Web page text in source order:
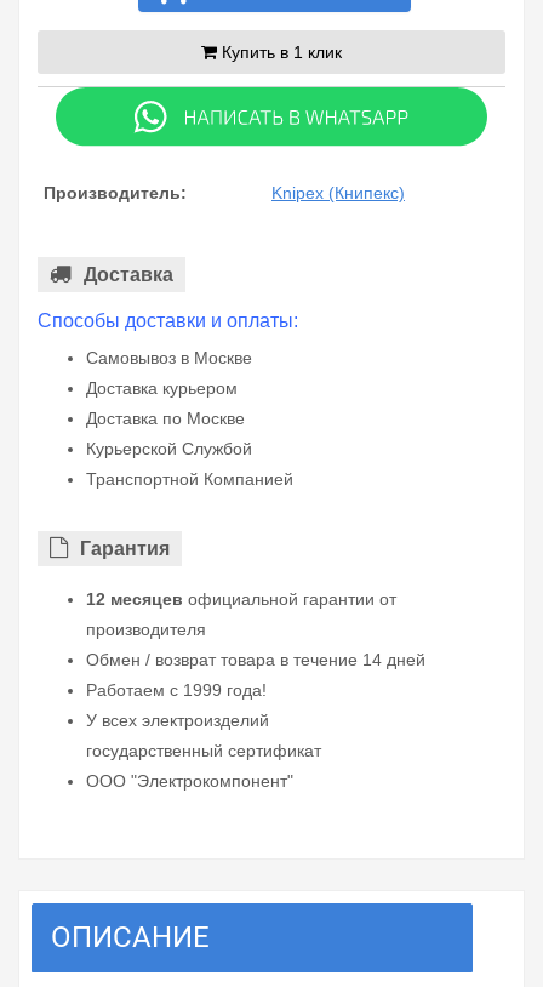
Купить в 1 клик
Производитель: Knipex (Книпекс)
Доставка
Способы доставки и оплаты:
Самовывоз в Москве
Доставка курьером
Доставка по Москве
Курьерской Службой
Транспортной Компанией
Гарантия
12 месяцев официальной гарантии от
производителя
Обмен / возврат товара в течение 14 дней
Работаем с 1999 года!
У всех электроизделий
государственный сертификат
ООО "Электрокомпонент"
ОПИСАНИЕ